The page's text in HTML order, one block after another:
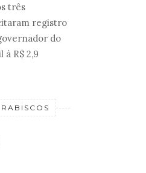
três
registro
do
à R$ 2,9